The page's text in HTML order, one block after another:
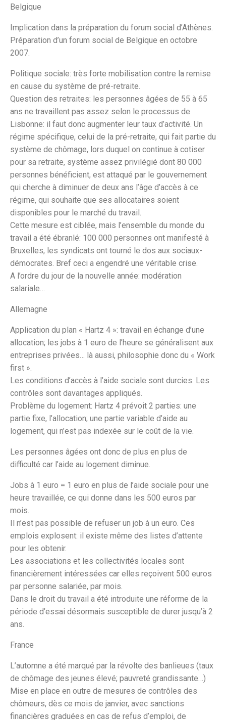
Belgique
Implication dans la préparation du forum social d’Athènes.
Préparation d’un forum social de Belgique en octobre
2007.
Politique sociale: très forte mobilisation contre la remise
en cause du système de pré-retraite.
Question des retraites: les personnes âgées de 55 à 65
ans ne travaillent pas assez selon le processus de
Lisbonne: il faut donc augmenter leur taux d’activité. Un
régime spécifique, celui de la pré-retraite, qui fait partie du
système de chômage, lors duquel on continue à cotiser
pour sa retraite, système assez privilégié dont 80 000
personnes bénéficient, est attaqué par le gouvernement
qui cherche à diminuer de deux ans l’âge d’accès à ce
régime, qui souhaite que ses allocataires soient
disponibles pour le marché du travail.
Cette mesure est ciblée, mais l’ensemble du monde du
travail a été ébranlé: 100 000 personnes ont manifesté à
Bruxelles, les syndicats ont tourné le dos aux sociaux-
démocrates. Bref ceci a engendré une véritable crise.
A l’ordre du jour de la nouvelle année: modération
salariale…
Allemagne
Application du plan « Hartz 4 »: travail en échange d’une
allocation; les jobs à 1 euro de l’heure se généralisent aux
entreprises privées… là aussi, philosophie donc du « Work
first ».
Les conditions d’accès à l’aide sociale sont durcies. Les
contrôles sont davantages appliqués.
Problème du logement: Hartz 4 prévoit 2 parties: une
partie fixe, l’allocation; une partie variable d’aide au
logement, qui n’est pas indexée sur le coût de la vie.
Les personnes âgées ont donc de plus en plus de
difficulté car l’aide au logement diminue.
Jobs à 1 euro = 1 euro en plus de l’aide sociale pour une
heure travaillée, ce qui donne dans les 500 euros par
mois.
Il n’est pas possible de refuser un job à un euro. Ces
emplois explosent: il existe même des listes d’attente
pour les obtenir.
Les associations et les collectivités locales sont
financièrement intéressées car elles reçoivent 500 euros
par personne salariée, par mois.
Dans le droit du travail a été introduite une réforme de la
période d’essai désormais susceptible de durer jusqu’à 2
ans.
France
L’automne a été marqué par la révolte des banlieues (taux
de chômage des jeunes élevé; pauvreté grandissante…)
Mise en place en outre de mesures de contrôles des
chômeurs, dès ce mois de janvier, avec sanctions
financières graduées en cas de refus d’emploi, de